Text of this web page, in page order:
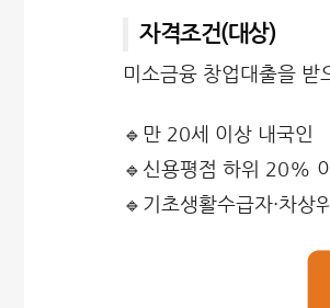
자격조건(대상)
미소금융 창업대출을 받
🔹만 20세 이상 내국인
🔹신용평점 하위 20%
🔹기초생활수급자·차상